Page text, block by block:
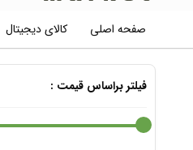
صفحه اصلی کالاي دیجیتال
فیلتر براساس قیمت :